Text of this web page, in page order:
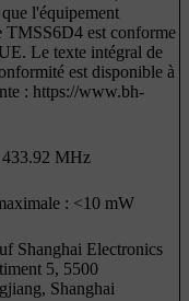
l'équipement
TMSS6D4 est conforme
Le texte intégral de
est disponible à
: https://www.bh-
433.92 MHz
: <10 mW
Shanghai Electronics
5, 5500
Shanghai